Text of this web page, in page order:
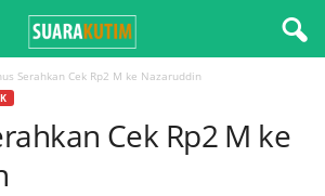
Serahkan Cek Rp2 M ke Nazaruddin
Cek Rp2 M ke